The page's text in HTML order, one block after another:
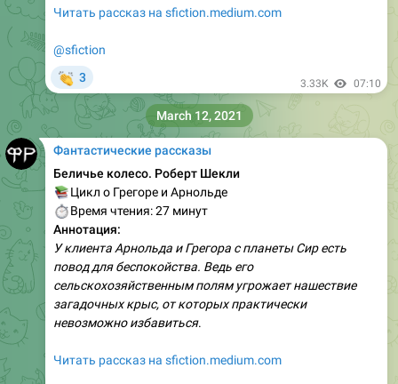
Читать рассказ на sfiction.medium.com
@sfiction
3 3.33K 07:10
Фантастические рассказы
Беличье колесо. Роберт Шекли
Цикл о Грегоре и Арнольде
Время чтения: 27 минут
Аннотация:
У клиента Арнольда и Грегора с планеты Сир есть
повод для беспокойства. Ведь его
сельскохозяйственным полям угрожает нашествие
загадочных крыс, от которых практически
невозможно избавиться.
Читать рассказ на sfiction.medium.com
March 12, 2021